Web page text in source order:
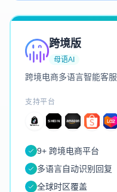
跨境版
母语AI
跨境电商多语言智能客服
支持平台
9+ 跨境电商平台
多语言自动识别回复
全球时区覆盖